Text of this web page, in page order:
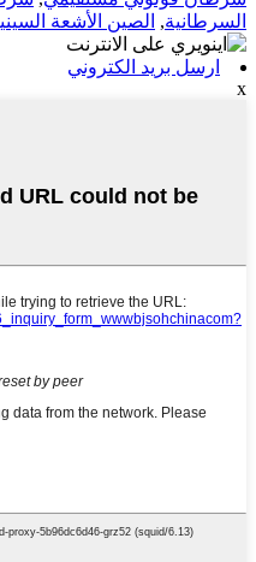
السرطانية, الصين الأشعة
ارسل بريد الكتروني
x